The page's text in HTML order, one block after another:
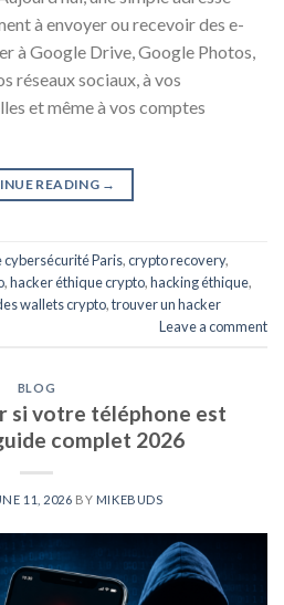
à envoyer ou recevoir des e-
à Google Drive, Google Photos,
réseaux sociaux, à vos
et même à vos comptes
READING →
cybersécurité Paris,crypto recovery,
,hacker éthique crypto,hacking éthique,
wallets crypto,trouver un hacker
Leave a comment
BLOG
si votre téléphone est
complet 2026
11, 2026 BY MIKEBUDS